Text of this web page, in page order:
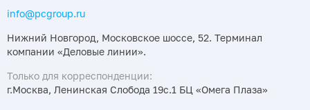
info@pcgroup.ru
Нижний Новгород, Московское шоссе, 52. Терминал
компании «Деловые линии».
Только для корреспонденции:
г.Москва, Ленинская Слобода 19с.1 БЦ «Омега Плаза»